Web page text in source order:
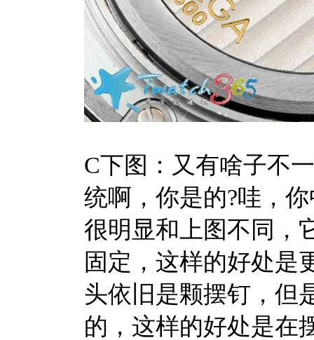
C下图：又有啥子不
统啊，你是的?哇，
很明显和上图不同，
固定，这样的好处是
头依旧是颗摆钉，但
的，这样的好处是在